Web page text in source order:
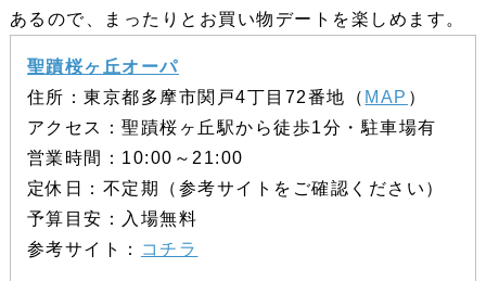
あるので、まったりとお買い物デートを楽しめます。
聖蹟桜ヶ丘オーパ
住所：東京都多摩市関戸4丁目72番地（ MAP ）
アクセス：聖蹟桜ヶ丘駅から徒歩1分・駐車場有
営業時間：10:00～21:00
定休日：不定期（参考サイトをご確認ください）
予算目安：入場無料
参考サイト：
コチラ